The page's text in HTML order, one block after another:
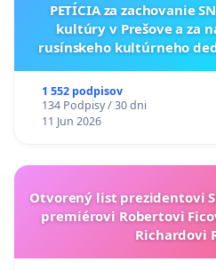
PETÍCIA za zachovanie
kultúry v Prešove a za
rusínskeho kultúrneho
1 552 podpisov
134 Podpisy / 30 dni
11 Jun 2026
Otvorený list prezidentovi
premiérovi Robertovi
Richardovi